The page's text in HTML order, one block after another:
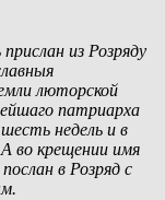
прислан из Розряду
люторской
патриарха
недель и в
во крещении имя
в Розряд с